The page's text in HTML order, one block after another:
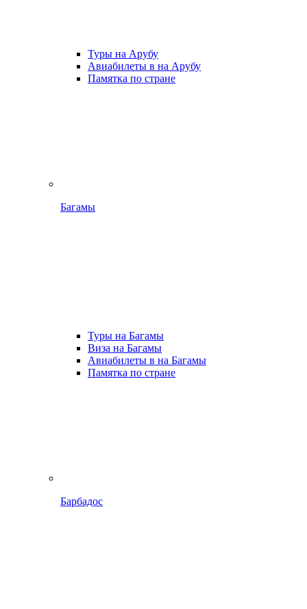
Туры на Арубу
Авиабилеты в на Арубу
Памятка по стране
Багамы
Туры на Багамы
Виза на Багамы
Авиабилеты в на Багамы
Памятка по стране
Барбадос